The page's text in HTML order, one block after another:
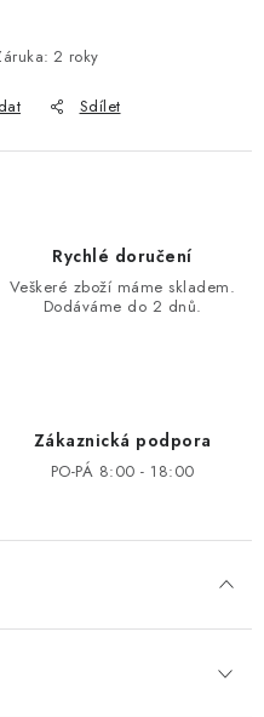
: 2 roky
Sdílet
Rychlé doručení
Veškeré zboží máme skladem.
Dodáváme do 2 dnů.
Zákaznická podpora
PO-PÁ 8:00 - 18:00